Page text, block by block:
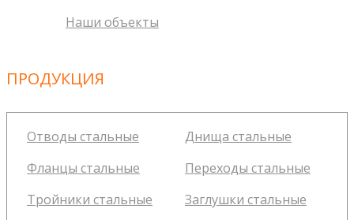
Наши объекты
ПРОДУКЦИЯ
Отводы стальные
Днища стальные
Фланцы стальные
Переходы стальные
Тройники стальные
Заглушки стальные